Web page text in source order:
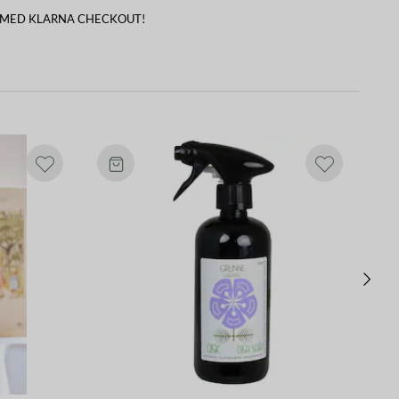
KLARNA CHECKOUT!